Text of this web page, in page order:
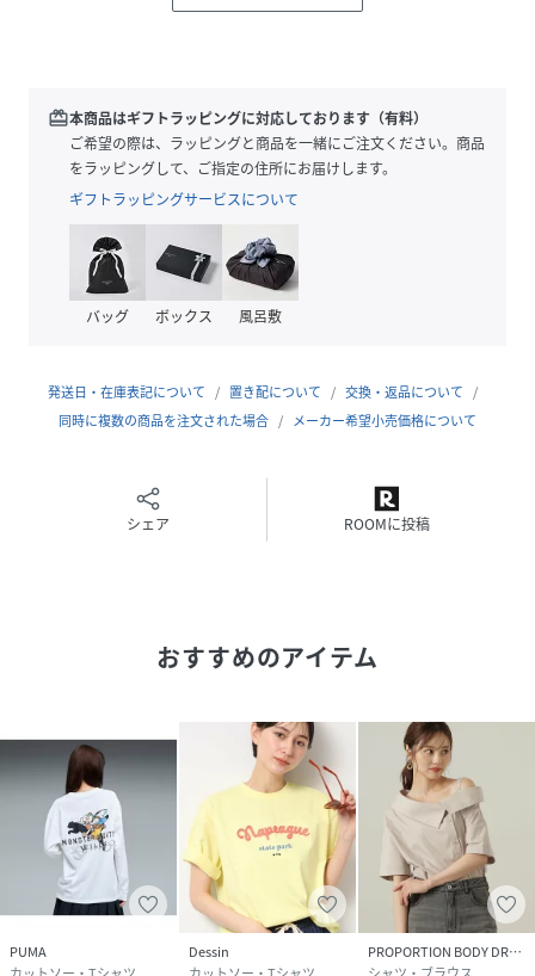
表面にドライなさらりとした質感があり、肌離れがよく夏で
も快適です。
しっかり肉厚感があるので透けにくく、1枚でも安心の着用
感です。
※照明の関係により、実際よりも色味が違って見える場合が
あります。また、パソコン・スマートフォンなどの環境によ
性別タイプ レディース
本体：コットン100％ リブ部分：コットン95％
ポリウレタン5％ ししゅう糸：ポリエステル
手洗い可
202503S3813150-002-01 PU3233)
redeem本商品はギフトラッピングに対応しております（有料）
ご希望の際は、ラッピングと商品を一緒にご注文ください。商品
をラッピングして、ご指定の住所にお届けします。
ギフトラッピングサービスについて
バッグ ボックス 風呂敷
発送日・在庫表記について 置き配について
交換・返品について
同時に複数の商品を注文された場合
メーカー希望小売価格について
シェア ROOMに投稿
おすすめのアイテム
PUMA
Dessin
PROPORTION BODY DRESSING